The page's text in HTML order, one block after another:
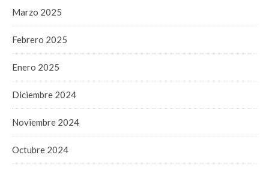
Marzo 2025
Febrero 2025
Enero 2025
Diciembre 2024
Noviembre 2024
Octubre 2024